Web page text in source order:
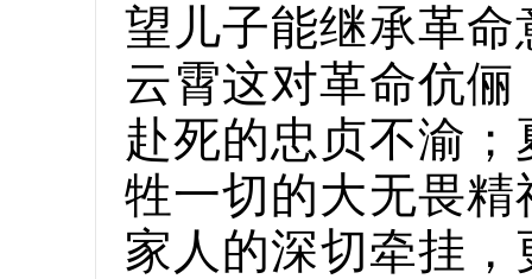
望儿子能继承革
云霄这对革命伉
赴死的忠贞不渝
牲一切的大无畏
家人的深切牵挂